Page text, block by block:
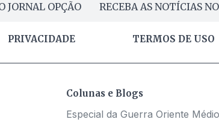
JORNAL OPÇÃO RECEBA AS NOTÍCIAS
PRIVACIDADE TERMOS DE USO
Colunas e Blogs
Especial da Guerra Oriente Médio